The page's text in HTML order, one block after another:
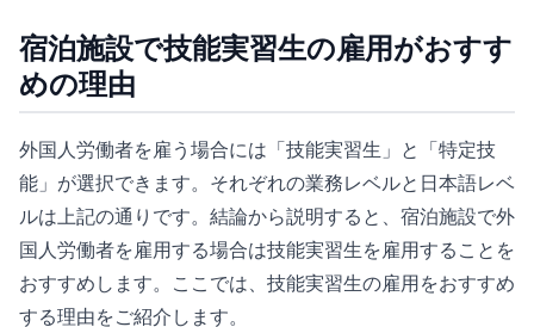
宿泊施設で技能実習生の雇用がおすす
めの理由
外国人労働者を雇う場合には「技能実習生」と「特定技
能」が選択できます。それぞれの業務レベルと日本語レベ
ルは上記の通りです。結論から説明すると、宿泊施設で外
国人労働者を雇用する場合は技能実習生を雇用することを
おすすめします。ここでは、技能実習生の雇用をおすすめ
する理由をご紹介します。